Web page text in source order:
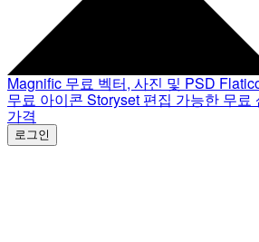
Magnific 무료 벡터, 사진 및 PSD
무료 아이콘 Storyset 편집 가능한 무료
가격
로그인